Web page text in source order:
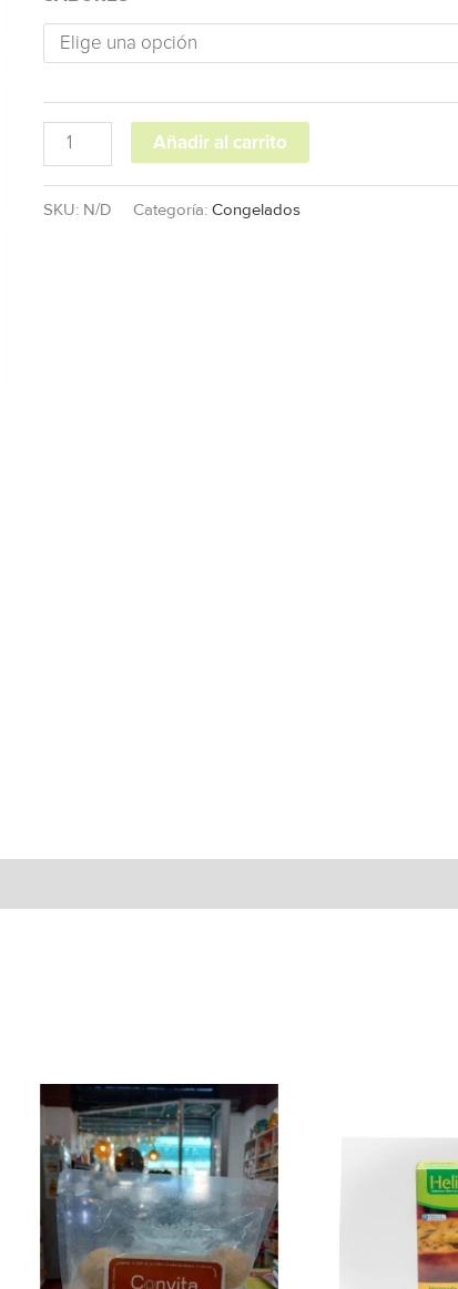
Añadir al carrito
SKU: N/D Categoría: Congelados